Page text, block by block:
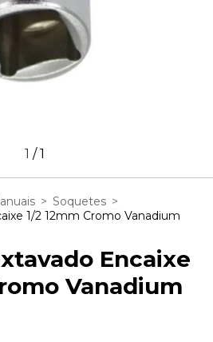
1 /1
> Soquetes >
1/2 12mm Cromo Vanadium
Encaixe
Vanadium